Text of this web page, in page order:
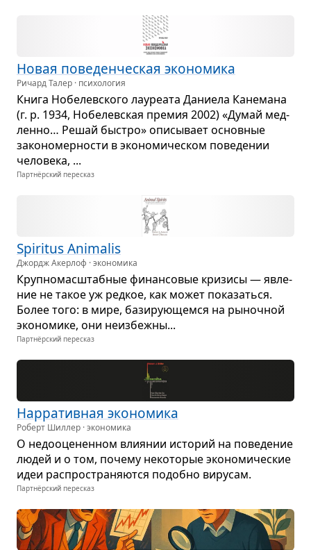
Новая пове­ден­че­ская эко­но­мика
Ричард Талер · психология
Книга Нобе­лев­ского лау­ре­ата Дани­ела Кане­мана
(г. р. 1934, Нобе­лев­ская пре­мия 2002) «Думай мед­
лен­но… Решай быстро» опи­сы­вает основ­ные
зако­но­мер­но­сти в эко­но­ми­че­ском пове­де­нии
чело­века, ...
Партнёрский пересказ
Spiritus Animalis
Джордж Акерлоф · экономика
Круп­но­мас­штаб­ные финан­со­вые кри­зисы — явле­
ние не такое уж ред­кое, как может пока­заться.
Более того: в мире, бази­ру­ю­щемся на рыноч­ной
эко­но­мике, они неиз­бежны...
Партнёрский пересказ
Нар­ра­тив­ная эко­но­мика
Роберт Шиллер · экономика
О недо­оце­нен­ном вли­я­нии исто­рий на пове­де­ние
людей и о том, почему неко­то­рые эко­но­ми­че­ские
идеи рас­про­стра­ня­ются подобно виру­сам.
Партнёрский пересказ